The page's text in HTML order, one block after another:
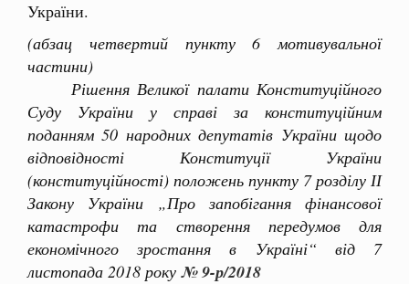
України.
(абзац четвертий пункту 6 мотивувальної
частини)
Рішення Великої палати Конституційного
Суду України у справі за конституційним
поданням 50 народних депутатів України щодо
відповідності Конституції України
(конституційності) положень пункту 7 розділу ІІ
Закону України „Про запобігання фінансової
катастрофи та створення передумов для
економічного зростання в Україні“ від 7
листопада 2018 року № 9-р/2018